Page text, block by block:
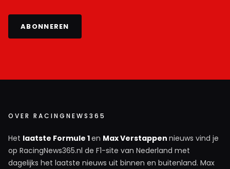
ABONNEREN
OVER RACINGNEWS365
Het laatste Formule 1en Max Verstappen nieuws vind je
op RacingNews365.nl de F1-site van Nederland met
dagelijks het laatste nieuws uit binnen en buitenland. Max